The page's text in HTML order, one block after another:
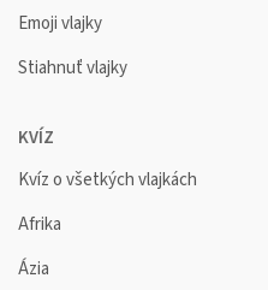
Emoji vlajky
Stiahnuť vlajky
KVÍZ
Kvíz o všetkých vlajkách
Afrika
Ázia